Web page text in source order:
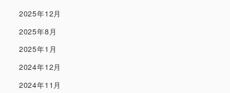
2025年12月
2025年8月
2025年1月
2024年12月
2024年11月